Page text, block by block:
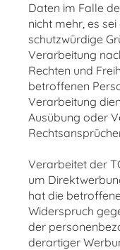
Daten im Falle
nicht mehr, es
schutzwürdige
Verarbeitung
Rechten und
betroffenen
Verarbeitung
Ausübung oder
Verarbeitet der
um
hat die
Widerspruch
der
derartiger